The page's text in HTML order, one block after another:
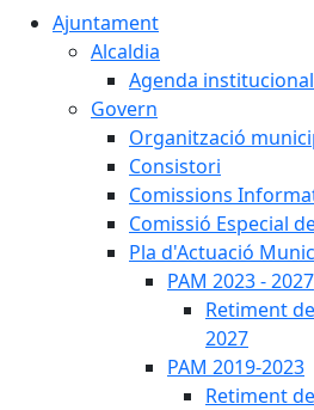
Ajuntament
Alcaldia
Agenda
Govern
Organització
Consistori
Comissions
Comissió Especial
Pla d'Actuació
PAM 2023 - 2027
Retiment
2027
PAM 2019-2023
Retiment